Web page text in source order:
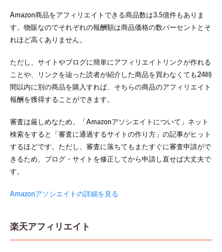
Amazon商品をアフィリエイトできる商品数は3.5億件もありま
す。物販なのでそれぞれの報酬額は商品価格の数パーセントとそ
れほど高くありません。
ただし、サイトやブログに簡単にアフィリエイトリンクが作れる
ことや、リンクを辿った読者が紹介した商品を買わなくても24時
間以内に別の商品を購入すれば、そちらの商品のアフィリエイト
報酬を獲得することができます。
審査は厳しめなため、「Amazonアソシエイトについて」ネット
検索をすると「審査に通過するサイトの作り方」の記事がヒット
するほどです。ただし、審査に落ちてもまたすぐに審査申請がで
きるため、ブログ・サイトを修正してから申請し直せば大丈夫で
す。
Amazonアソシエイトの詳細を見る
楽天アフィリエイト